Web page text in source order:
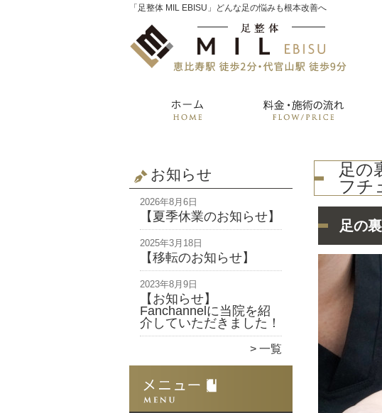
「足整体 MIL EBISU」どんな足の悩みも根本改善へ
お知らせ
2026年8月6日
【夏季休業のお知らせ】
2025年3月18日
【移転のお知らせ】
2023年8月9日
【お知らせ】
Fanchannelに当院を紹
介していただきました！
一覧
足の
フチ
足の